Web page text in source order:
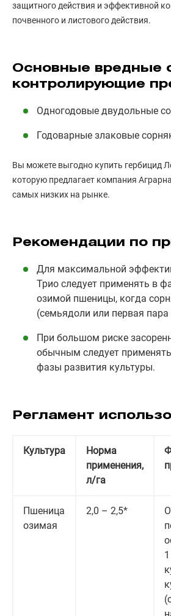
защитного действия и эффективной
почвенного и листового действия.
Основные вредные
контролирующие
Одногодовые двудольные
Годоварные злаковые
Вы можете выгодно купить гербицид
которую предлагает компания
самых низких на рынке.
Рекомендации по
Для максимальной
Трио следует применять в
озимой пшеницы, когда
(семьядоли или первая пара
При большом риске
обычным следует
фазы развития культуры.
Регламент
Культура
Норма
применения,
л/га
Пшеница
озимая
2,0 – 2,5*